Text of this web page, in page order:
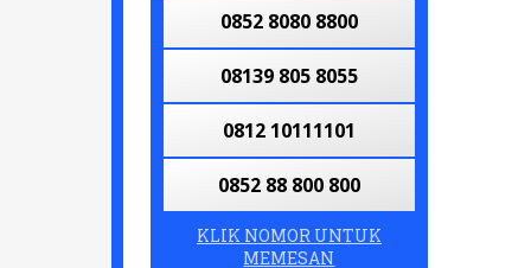
0852 8080 8800
08139 805 8055
0812 10111101
0852 88 800 800
0852 8088 8808
KLIK NOMOR UNTUK
MEMESAN